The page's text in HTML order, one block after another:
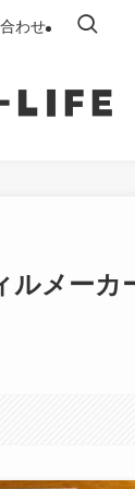
わせ
ルメーカ